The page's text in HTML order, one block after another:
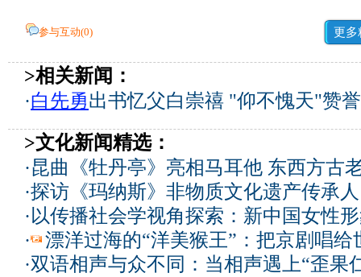
参与互动(0) 更多
>相关新闻：
·白先勇出书忆父白崇禧 "仰不愧天"赞
>文化新闻精选：
·昆曲《牡丹亭》亮相马耳他 东西方古
·探访《玛纳斯》非物质文化遗产传承
·以传播社会学视角探索：新中国女性
·
漂洋过海的“洋美猴王”：把京剧唱给
·双语相声与众不同：当相声遇上“歪果